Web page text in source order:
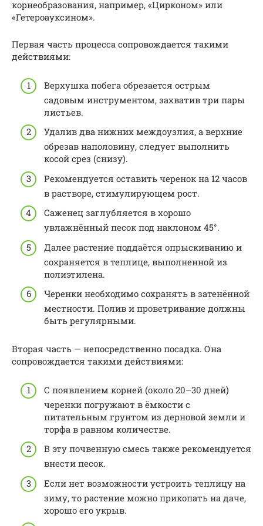
корнеобразования, например, «Цирконом» или
«Гетероауксином».
Первая часть процесса сопровождается такими
действиями:
Верхушка побега обрезается острым
садовым инструментом, захватив три пары
листьев.
Удалив два нижних междоузлия, а верхние
обрезав наполовину, следует выполнить
косой срез (снизу).
Рекомендуется оставить черенок на 12 часов
в растворе, стимулирующем рост.
Саженец заглубляется в хорошо
увлажнённый песок под наклоном 45°.
Далее растение поддаётся опрыскиванию и
сохраняется в теплице, выполненной из
полиэтилена.
Черенки необходимо сохранять в затенённой
местности. Полив и проветривание должны
быть регулярными.
Вторая часть — непосредственно посадка. Она
сопровождается такими действиями:
С появлением корней (около 20–30 дней)
черенки погружают в ёмкости с
питательным грунтом из дерновой земли и
торфа в равном количестве.
В эту почвенную смесь также рекомендуется
внести песок.
Если нет возможности устроить теплицу на
зиму, то растение можно прикопать на даче,
хорошо его укрыв.